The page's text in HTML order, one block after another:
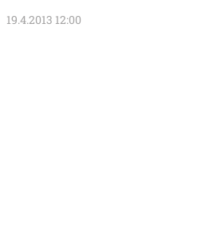
19.4.2013 12:00